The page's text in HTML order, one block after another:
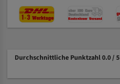
Durchschnittliche Punktzahl 0.0 / 5